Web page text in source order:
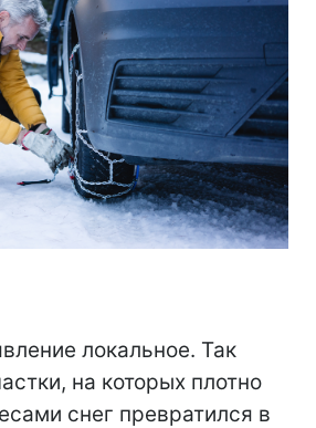
локальное. Так
на которых плотно
снег превратился в